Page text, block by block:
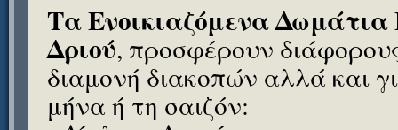
Τα Ενοικιαζόμενα Δωμάτια
Δριού, προσφέρουν
διαμονή διακοπών αλλά και
μήνα ή τη σαιζόν: